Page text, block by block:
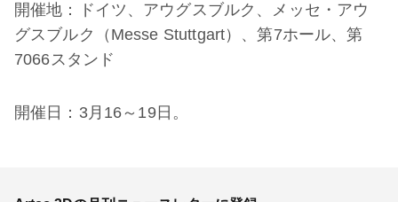
開催地：ドイツ、アウグスブルク、メッセ・アウ
グスブルク（Messe Stuttgart）、第7ホール、第
7066スタンド
開催日：3月16～19日。